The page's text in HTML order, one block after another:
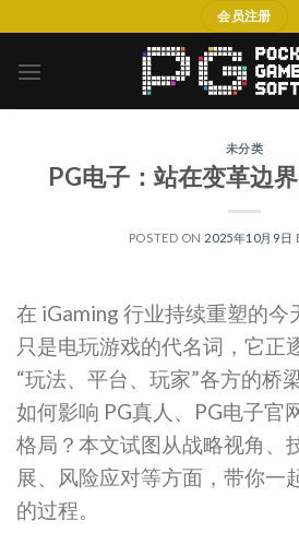
to
content
会员注册
未分类
PG电子：站在变革边
POSTED ON 2025年10月9日
在 iGaming 行业持续重塑的今
只是电玩游戏的代名词，它正
“玩法、平台、玩家”各方的桥
如何影响 PG真人、PG电子官
格局？本文试图从战略视角、
展、风险应对等方面，带你一
的过程。